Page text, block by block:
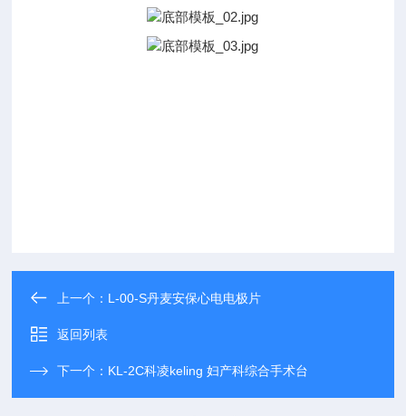
上一个： L-00-S丹麦安保心电电极片
返回列表
下一个： KL-2C科凌keling 妇产科综合手术台